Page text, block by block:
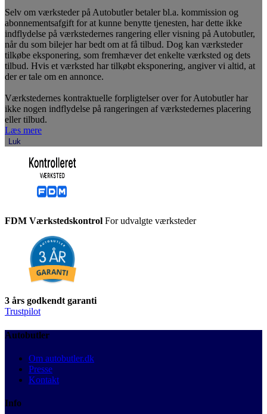
Selv om værksteder på Autobutler betaler bl.a. kommission og
abonnementsafgift for at kunne benytte tjenesten, har dette ikke
indflydelse på værkstedernes rangering eller visning på Autobutler,
når du som bilejer har bedt om at få tilbud. Dog kan værksteder
tilkøbe eksponering, som fremhæver det enkelte værksted og dets
tilbud. Hvis et værksted har tilkøbt eksponering, angiver vi altid, at
der er tale om en annonce.
Værkstedernes kontraktuelle forpligtelser over for Autobutler har
ikke nogen indflydelse på rangeringen af værkstedernes placering
eller tilbud.
Læs mere
Luk
FDM Værkstedskontrol For udvalgte værksteder
3 års godkendt garanti
Trustpilot
Autobutler
Om autobutler.dk
Presse
Kontakt
Info